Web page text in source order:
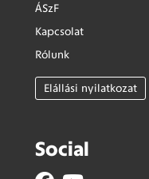
ÁSzF
Kapcsolat
Rólunk
Elállási nyilatkozat
Social